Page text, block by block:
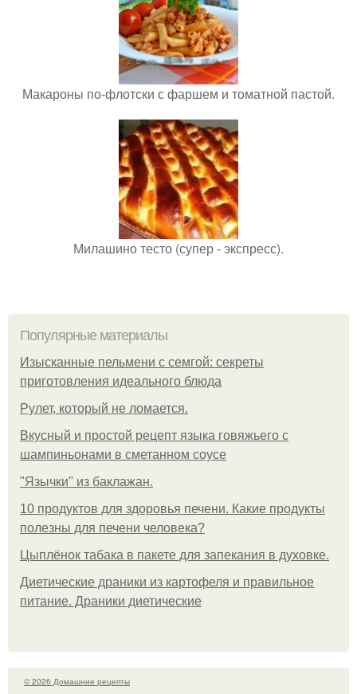
Макароны по-флотски с фаршем и томатной пастой.
Милашино тесто (супер - экспресс).
Популярные материалы
Изысканные пельмени с семгой: секреты
приготовления идеального блюда
Рулет, который не ломается.
Вкусный и простой рецепт языка говяжьего с
шампиньонами в сметанном соусе
"Язычки" из баклажан.
10 продуктов для здоровья печени. Какие продукты
полезны для печени человека?
Цыплёнок табака в пакете для запекания в духовке.
Диетические драники из картофеля и правильное
питание. Драники диетические
© 2026 Домашние рецепты